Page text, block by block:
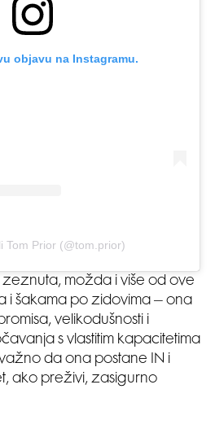
objavu na Instagramu.
Tom Prior (@tom.prior)
možda i više od ove
i šakama po zidovima – ona
velikodušnosti i
s vlastitim kapacitetima
da ona postane IN i
ako preživi, zasigurno